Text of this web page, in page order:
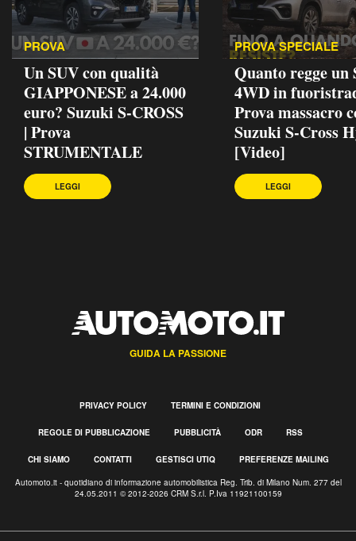
PROVA
Un SUV con qualità
GIAPPONESE a 24.000
euro? Suzuki S-CROSS
| Prova
STRUMENTALE
LEGGI
PROVA SPECIALE
Quanto regge un
4WD in
Prova massacro
Suzuki S-Cross
[Video]
LEGGI
GUIDA LA PASSIONE
PRIVACY POLICY TERMINI E CONDIZIONI
REGOLE DI PUBBLICAZIONE PUBBLICITÀ ODR RSS
CHI SIAMO CONTATTI GESTISCI UTIQ PREFERENZE MAILING
Automoto.it - quotidiano di informazione automobilistica Reg. Trib. di Milano Num. 277 del
24.05.2011 © 2012-2026 CRM S.r.l. P.Iva 11921100159